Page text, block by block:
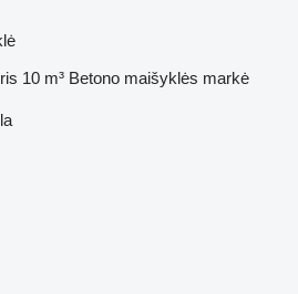
10 m³ Betono maišyklės markė